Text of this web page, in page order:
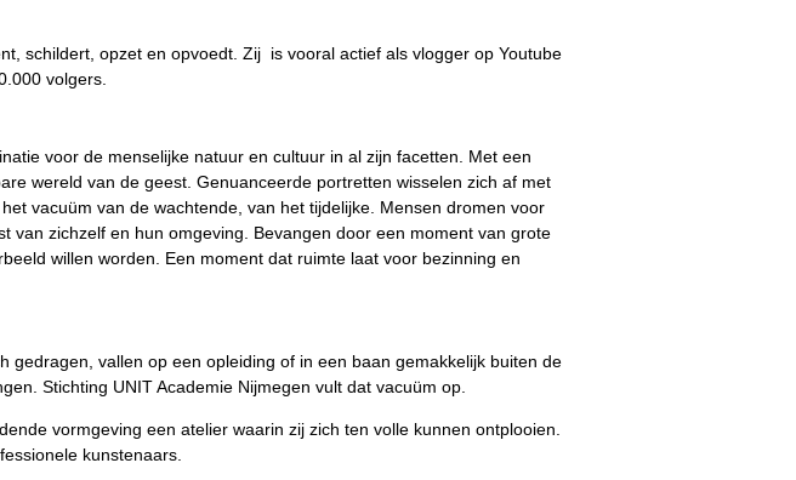
schildert, opzet en opvoedt. Zij is vooral actief als vlogger op Youtube
volgers.
voor de menselijke natuur en cultuur in al zijn facetten. Met een
wereld van de geest. Genuanceerde portretten wisselen zich af met
vacuüm van de wachtende, van het tijdelijke. Mensen dromen voor
zichzelf en hun omgeving. Bevangen door een moment van grote
willen worden. Een moment dat ruimte laat voor bezinning en
vallen op een opleiding of in een baan gemakkelijk buiten de
Stichting UNIT Academie Nijmegen vult dat vacuüm op.
vormgeving een atelier waarin zij zich ten volle kunnen ontplooien.
kunstenaars.